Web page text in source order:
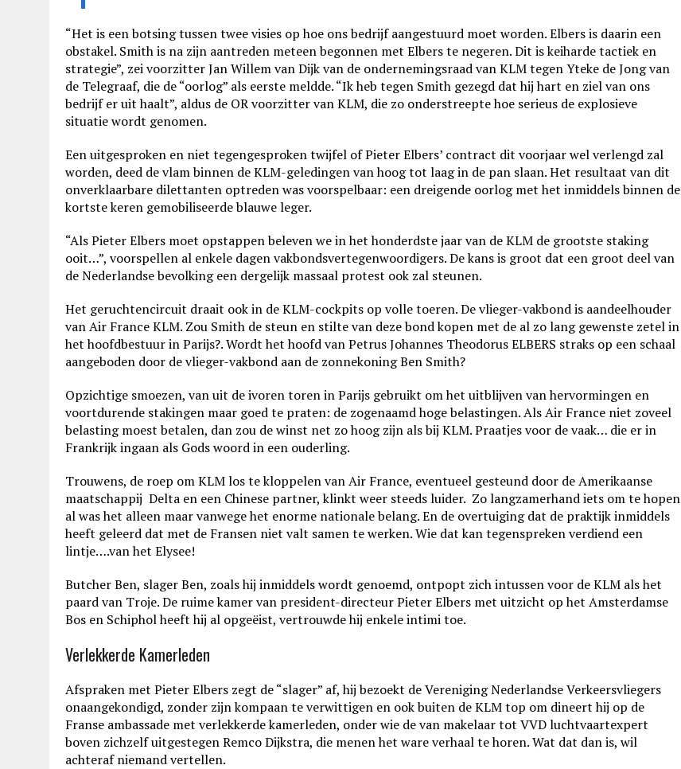
“Het is een botsing tussen twee visies op hoe ons bedrijf aangestuurd moet worden. Elbers is daarin een
obstakel. Smith is na zijn aantreden meteen begonnen met Elbers te negeren. Dit is keiharde tactiek en
strategie”, zei voorzitter Jan Willem van Dijk van de ondernemingsraad van KLM tegen Yteke de Jong van
de Telegraaf, die de “oorlog” als eerste meldde. “Ik heb tegen Smith gezegd dat hij hart en ziel van ons
bedrijf er uit haalt”, aldus de OR voorzitter van KLM, die zo onderstreepte hoe serieus de explosieve
situatie wordt genomen.
Een uitgesproken en niet tegengesproken twijfel of Pieter Elbers’ contract dit voorjaar wel verlengd zal
worden, deed de vlam binnen de KLM-geledingen van hoog tot laag in de pan slaan. Het resultaat van dit
onverklaarbare dilettanten optreden was voorspelbaar: een dreigende oorlog met het inmiddels binnen de
kortste keren gemobiliseerde blauwe leger.
“Als Pieter Elbers moet opstappen beleven we in het honderdste jaar van de KLM de grootste staking
ooit…”, voorspellen al enkele dagen vakbondsvertegenwoordigers. De kans is groot dat een groot deel van
de Nederlandse bevolking een dergelijk massaal protest ook zal steunen.
Het geruchtencircuit draait ook in de KLM-cockpits op volle toeren. De vlieger-vakbond is aandeelhouder
van Air France KLM. Zou Smith de steun en stilte van deze bond kopen met de al zo lang gewenste zetel in
het hoofdbestuur in Parijs?. Wordt het hoofd van Petrus Johannes Theodorus ELBERS straks op een schaal
aangeboden door de vlieger-vakbond aan de zonnekoning Ben Smith?
Opzichtige smoezen, van uit de ivoren toren in Parijs gebruikt om het uitblijven van hervormingen en
voortdurende stakingen maar goed te praten: de zogenaamd hoge belastingen. Als Air France niet zoveel
belasting moest betalen, dan zou de winst net zo hoog zijn als bij KLM. Praatjes voor de vaak… die er in
Frankrijk ingaan als Gods woord in een ouderling.
Trouwens, de roep om KLM los te kloppelen van Air France, eventueel gesteund door de Amerikaanse
maatschappij Delta en een Chinese partner, klinkt weer steeds luider. Zo langzamerhand iets om te hopen
al was het alleen maar vanwege het enorme nationale belang. En de overtuiging dat de praktijk inmiddels
heeft geleerd dat met de Fransen niet valt samen te werken. Wie dat kan tegenspreken verdiend een
lintje….van het Elysee!
Butcher Ben, slager Ben, zoals hij inmiddels wordt genoemd, ontpopt zich intussen voor de KLM als het
paard van Troje. De ruime kamer van president-directeur Pieter Elbers met uitzicht op het Amsterdamse
Bos en Schiphol heeft hij al opgeëist, vertrouwde hij enkele intimi toe.
Verlekkerde Kamerleden
Afspraken met Pieter Elbers zegt de “slager” af, hij bezoekt de Vereniging Nederlandse Verkeersvliegers
onaangekondigd, zonder zijn kompaan te verwittigen en ook buiten de KLM top om dineert hij op de
Franse ambassade met verlekkerde kamerleden, onder wie de van makelaar tot VVD luchtvaartexpert
boven zichzelf uitgestegen Remco Dijkstra, die menen het ware verhaal te horen. Wat dat dan is, wil
achteraf niemand vertellen.